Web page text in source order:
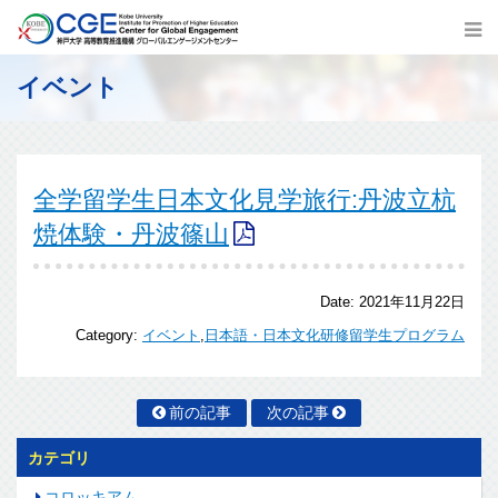
イベント
全学留学生日本文化見学旅行:丹波立杭
焼体験・丹波篠山
Date: 2021年11月22日
Category: イベント , 日本語・日本文化研修留学生プログラム
前の記事 次の記事
カテゴリ